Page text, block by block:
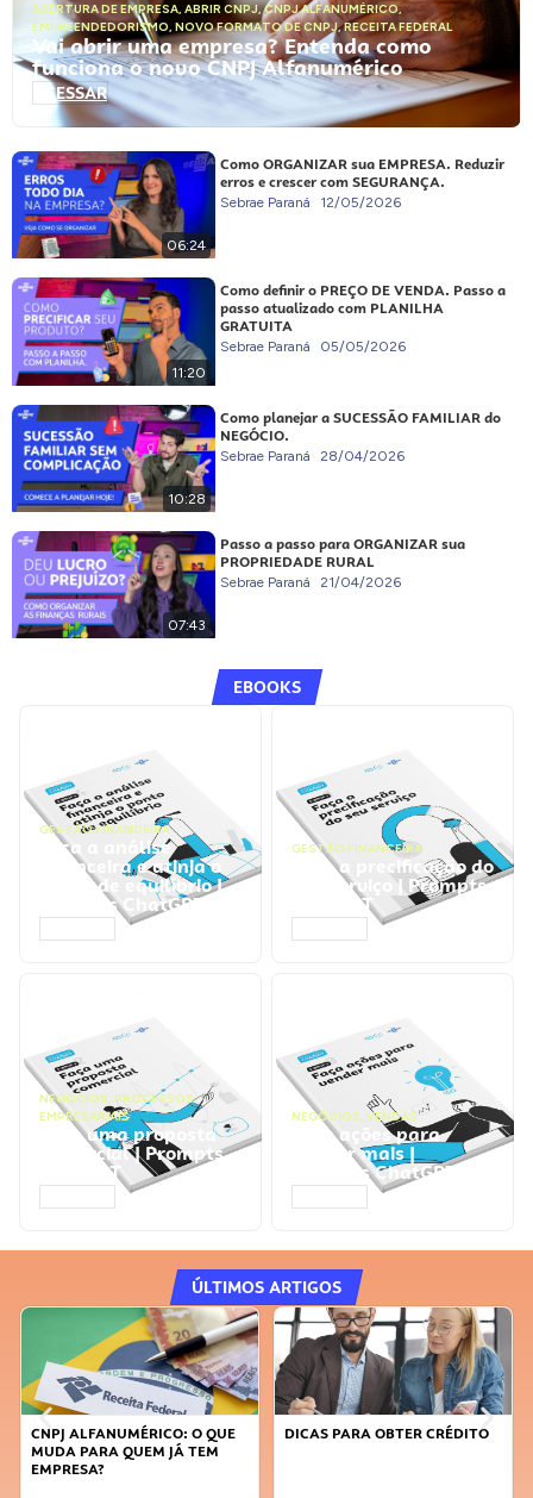
ABERTURA DE EMPRESA, ABRIR CNPJ,CNPJ ALFANUMÉRICO,
EMPREENDEDORISMO, NOVO FORMATO DE CNPJ,RECEITA FEDERAL
Vai abrir uma empresa? Entenda como
funciona o novo CNPJ Alfanumérico
ACESSAR
06:24
Como ORGANIZAR sua EMPRESA. Reduzir
erros e crescer com SEGURANÇA.
Sebrae Paraná 12/05/2026
11:20
Como definir o PREÇO DE VENDA. Passo a
passo atualizado com PLANILHA
GRATUITA
Sebrae Paraná 05/05/2026
10:28
Como planejar a SUCESSÃO FAMILIAR do
NEGÓCIO.
Sebrae Paraná 28/04/2026
07:43
Passo a passo para ORGANIZAR sua
PROPRIEDADE RURAL
Sebrae Paraná 21/04/2026
EBOOKS
GESTÃO FINANCEIRA
Faça a análise
financeira e atinja o
ponto de equilíbrio |
Prompts ChatGPT
GESTÃO FINANCEIRA
Faça a precificação do
seu serviço | Prompts
ChatGPT
NEGÓCIOS, PROCESSOS
EMPRESARIAIS
Faça uma proposta
comercial | Prompts
ChatGPT
NEGÓCIOS, VENDAS
Faça ações para
vender mais |
Prompts ChatGPT
ÚLTIMOS ARTIGOS
ALFANUMÉRICO: O QUE
PARA QUEM JÁ TEM
DICAS PARA OBTER CRÉDITO
FAÇA